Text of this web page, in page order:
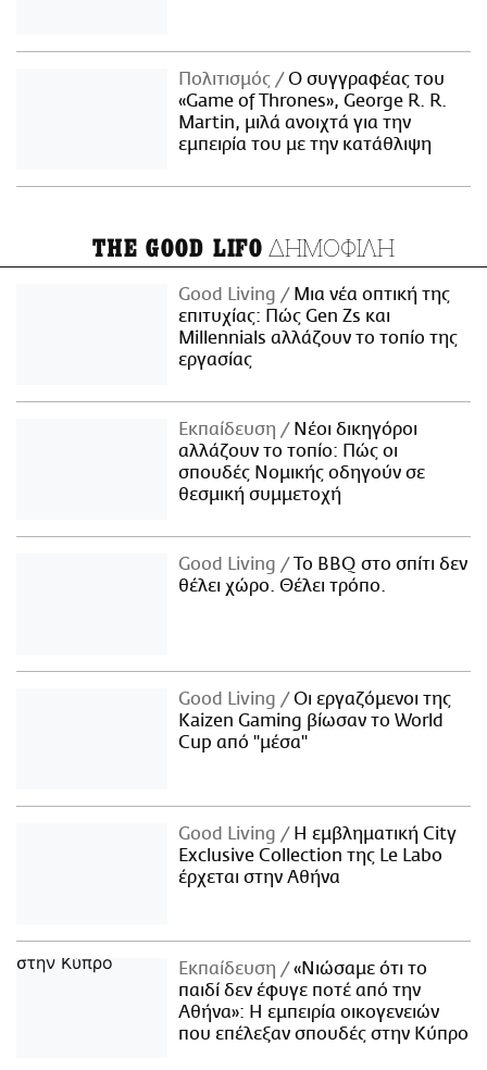
Πολιτισμός
Ο συγγραφέας του
«Game of Thrones», George R. R.
Martin, μιλά ανοιχτά για την
εμπειρία του με την κατάθλιψη
THE GOOD LIFO ΔΗΜΟΦΙΛΗ
Good Living
Μια νέα οπτική της
επιτυχίας: Πώς Gen Zs και
Millennials αλλάζουν το τοπίο της
εργασίας
Εκπαίδευση
Νέοι δικηγόροι
αλλάζουν το τοπίο: Πώς οι
σπουδές Νομικής οδηγούν σε
θεσμική συμμετοχή
Good Living
Το BBQ στο σπίτι δεν
θέλει χώρο. Θέλει τρόπο.
Good Living
Οι εργαζόμενοι της
Kaizen Gaming βίωσαν το World
Cup από "μέσα"
Good Living
Η εμβληματική City
Exclusive Collection της Le Labo
έρχεται στην Αθήνα
Εκπαίδευση
«Νιώσαμε ότι το
παιδί δεν έφυγε ποτέ από την
Αθήνα»: Η εμπειρία οικογενειών
που επέλεξαν σπουδές στην Κύπρο